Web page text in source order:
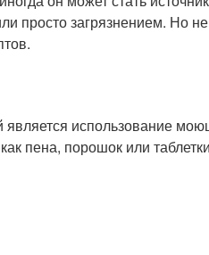
просто загрязнением. Но
использование
пена, порошок или